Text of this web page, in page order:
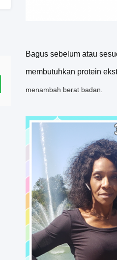
Bagus sebelum atau
membutuhkan protein
menambah berat badan.